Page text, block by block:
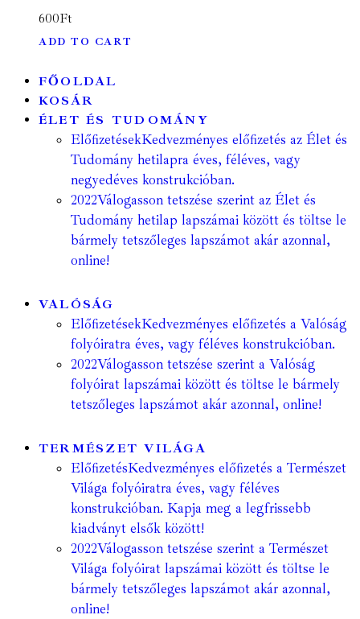
600Ft
ADD TO CART
FŐOLDAL
KOSÁR
ÉLET ÉS TUDOMÁNY
ElőfizetésekKedvezményes előfizetés az Élet és
Tudomány hetilapra éves, féléves, vagy
negyedéves konstrukcióban.
2022Válogasson tetszése szerint az Élet és
Tudomány hetilap lapszámai között és töltse le
bármely tetszőleges lapszámot akár azonnal,
online!
VALÓSÁG
ElőfizetésekKedvezményes előfizetés a Valóság
folyóiratra éves, vagy féléves konstrukcióban.
2022Válogasson tetszése szerint a Valóság
folyóirat lapszámai között és töltse le bármely
tetszőleges lapszámot akár azonnal, online!
TERMÉSZET VILÁGA
ElőfizetésKedvezményes előfizetés a Természet
Világa folyóiratra éves, vagy féléves
konstrukcióban. Kapja meg a legfrissebb
kiadványt elsők között!
2022Válogasson tetszése szerint a Természet
Világa folyóirat lapszámai között és töltse le
bármely tetszőleges lapszámot akár azonnal,
online!